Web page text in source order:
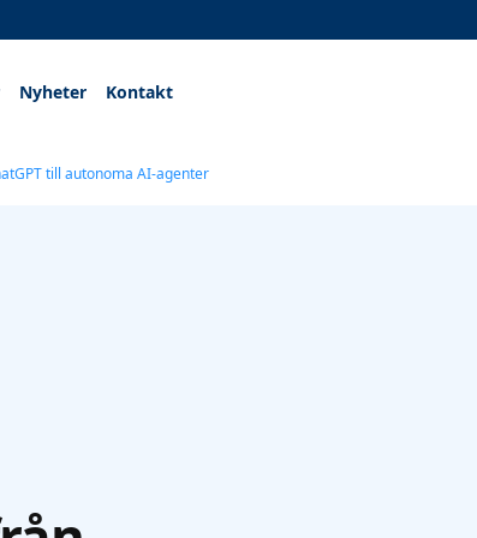
Nyheter Kontakt
till autonoma AI-agenter